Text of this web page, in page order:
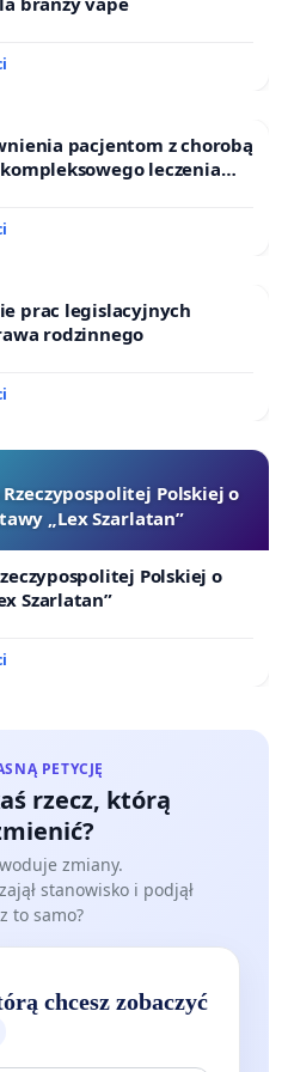
na rzecz
Borykające
również transgraniczny.
dotacji, chyba że chcemy
cuchnące, niebezpieczne
się z nich nawet nasi
ten sposób
Zakopane –
finansowana
Małopolskiego we
a dodatkowo w
(gdy są
Tatrach) powinny
Zakopane – Podbanské
na Kasprowy Wierch lub
z gór na stronę
pacjentom z chorobą
leczenia
prac legislacyjnych
rodzinnego
Polskiej o
„Lex Szarlatan”
Polskiej o
Szarlatan”
PETYCJĘ
rzecz, którą
zmiany.
stanowisko i podjął
to samo?
chcesz zobaczyć